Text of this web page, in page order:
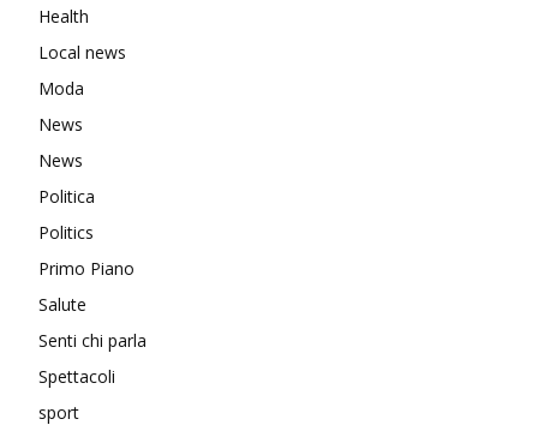
Health
Local news
Moda
News
News
Politica
Politics
Primo Piano
Salute
Senti chi parla
Spettacoli
sport